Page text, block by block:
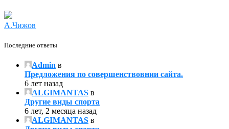
А.Чижов
Последние ответы
Admin в
Предложения по совершенствовнии сайта.
6 лет назад
ALGIMANTAS в
Другие виды спорта
6 лет, 2 месяца назад
ALGIMANTAS в